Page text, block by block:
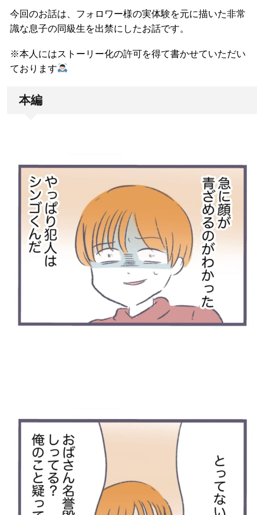
今回のお話は、フォロワー様の実体験を元に描いた非常
識な息子の同級生を出禁にしたお話です。
※本人にはストーリー化の許可を得て書かせていただい
ております
本編